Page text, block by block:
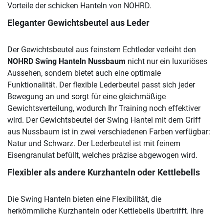
Vorteile der schicken Hanteln von NOHRD.
Eleganter Gewichtsbeutel aus Leder
Der Gewichtsbeutel aus feinstem Echtleder verleiht den
NOHRD Swing Hanteln Nussbaum nicht nur ein luxuriöses
Aussehen, sondern bietet auch eine optimale
Funktionalität. Der flexible Lederbeutel passt sich jeder
Bewegung an und sorgt für eine gleichmäßige
Gewichtsverteilung, wodurch Ihr Training noch effektiver
wird. Der Gewichtsbeutel der Swing Hantel mit dem Griff
aus Nussbaum ist in zwei verschiedenen Farben verfügbar:
Natur und Schwarz. Der Lederbeutel ist mit feinem
Eisengranulat befüllt, welches präzise abgewogen wird.
Flexibler als andere Kurzhanteln oder Kettlebells
Die Swing Hanteln bieten eine Flexibilität, die
herkömmliche Kurzhanteln oder Kettlebells übertrifft. Ihre